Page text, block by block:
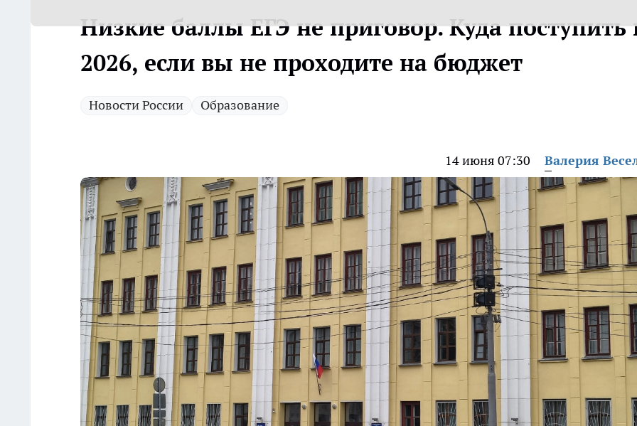
Низкие баллы ЕГЭ не приговор. Куда поступить
2026, если вы не проходите на бюджет
Новости России Образование
14 июня 07:30 Валерия